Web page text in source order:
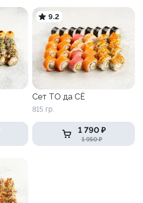
9.2
Сет ТО да СЁ
815 гр.
1 790 ₽
1 950 ₽